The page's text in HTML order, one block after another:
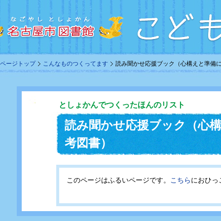
ージトップ こんなものつくってます 読み聞かせ応援ブック（心構えと準備
としょかんでつくったほんのリスト
読み聞かせ応援ブック（心
考図書）
このページはふるいページです。 こちらにおひっ